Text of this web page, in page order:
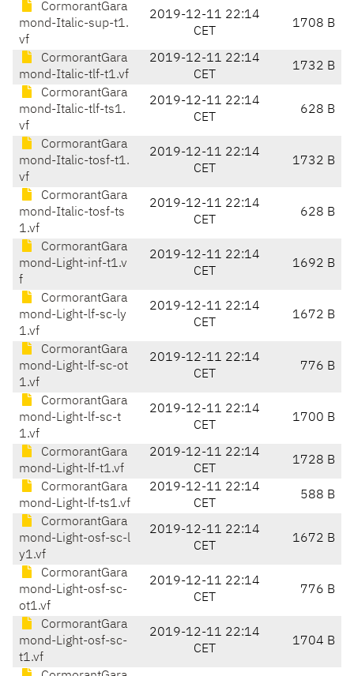
CormorantGara
mond-Italic-sup-t1.
vf
2019-12-11 22:14
CET
1708 B
CormorantGara
mond-Italic-tlf-t1.vf
2019-12-11 22:14
CET
1732 B
CormorantGara
mond-Italic-tlf-ts1.
vf
2019-12-11 22:14
CET
628 B
CormorantGara
mond-Italic-tosf-t1.
vf
2019-12-11 22:14
CET
1732 B
CormorantGara
mond-Italic-tosf-ts
1.vf
2019-12-11 22:14
CET
628 B
CormorantGara
mond-Light-inf-t1.v
f
2019-12-11 22:14
CET
1692 B
CormorantGara
mond-Light-lf-sc-ly
1.vf
2019-12-11 22:14
CET
1672 B
CormorantGara
mond-Light-lf-sc-ot
1.vf
2019-12-11 22:14
CET
776 B
CormorantGara
mond-Light-lf-sc-t
1.vf
2019-12-11 22:14
CET
1700 B
CormorantGara
mond-Light-lf-t1.vf
2019-12-11 22:14
CET
1728 B
CormorantGara
mond-Light-lf-ts1.vf
2019-12-11 22:14
CET
588 B
CormorantGara
mond-Light-osf-sc-l
y1.vf
2019-12-11 22:14
CET
1672 B
CormorantGara
mond-Light-osf-sc-
ot1.vf
2019-12-11 22:14
CET
776 B
CormorantGara
mond-Light-osf-sc-
t1.vf
2019-12-11 22:14
CET
1704 B